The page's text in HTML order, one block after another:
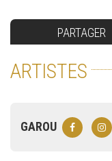
PARTAGER
ARTISTES
GAROU